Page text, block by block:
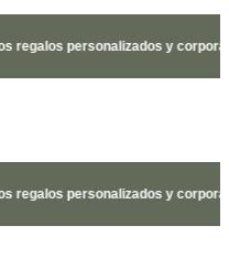
regalos personalizados y
regalos personalizados y